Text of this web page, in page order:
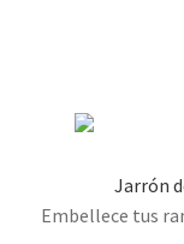
Jarrón
Embellece tus